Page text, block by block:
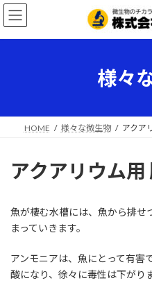
コ
ン
ッ
ナ
ビ
移
様々
HOME 様々な微生物 アクア
アクアリウム
魚が棲む水槽には、魚から排せ
まっていきます。
アンモニアは、魚にとって有害
酸になり、徐々に毒性は下がりま